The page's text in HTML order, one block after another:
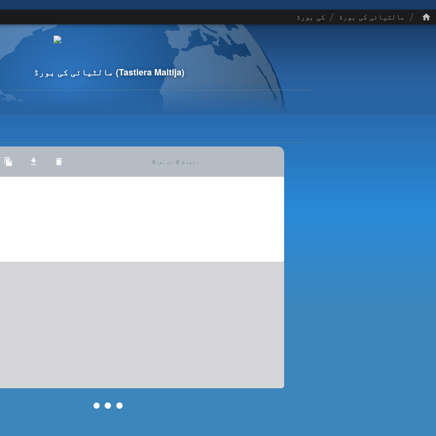
/ مالٹیائی کی بورڈ / کی بورڈ
مالٹیائی کی بورڈ (Tastiera Maltija)
الفاظ:
0
· حروف :
0